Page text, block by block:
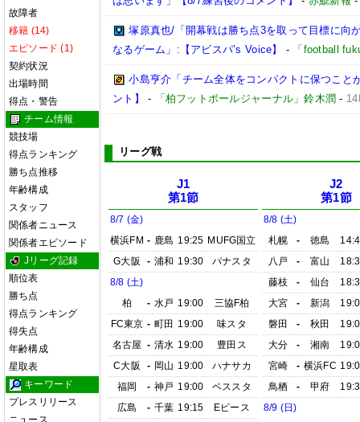
故障者
移籍 (14)
エピソード (1)
契約状況
出場時間
得点・警告
チーム情報
競技場
得点ランキング
勝ち点推移
年齢構成
スタッフ
関係者ニュース
関係者エピソード
Jリーグ記録
順位表
勝ち点
得点ランキング
得失点
年齢構成
星取表
キーワード
プレスリリース
ニュース
塚原真也/「開幕戦は勝ち点3を取って目標に向
なるゲーム」:【アビスパ’s Voice】
- 「football
小島亨介「チーム全体をコンパクトに保つこ
ント】
- 「柏フットボールジャーナル」鈴木潤 -
リーグ戦
J1
第1節
8/7 (金)
横浜FM - 鹿島 19:25 MUFG国立
G大阪
- 浦和 19:30
パナスタ
8/8 (土)
柏
- 水戸 19:00
三協F柏
FC東京 - 町田 19:00
味スタ
名古屋 - 清水 19:00
豊田ス
C大阪
- 岡山 19:00
ハナサカ
福岡
- 神戸 19:00
ベススタ
広島
- 千葉 19:15
Eピース
J2
第1節
8/8 (土)
札幌
- 徳島
八戸
- 富山
藤枝
- 仙台
大宮
- 新潟
磐田
- 秋田
大分
- 湘南
宮崎
- 横浜FC
鳥栖
- 甲府
8/9 (日)